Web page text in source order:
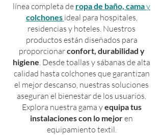
línea completa de ropa de baño, camay
colchones ideal para hospitales,
residencias y hoteles. Nuestros
productos están diseñados para
proporcionarconfort, durabilidad y
higiene . Desde toallas y sábanas de alta
calidad hasta colchones que garantizan
el mejor descanso, nuestras soluciones
aseguran el bienestar de los usuarios.
Explora nuestra gama yequipa tus
instalaciones con lo mejoren
equipamiento textil.